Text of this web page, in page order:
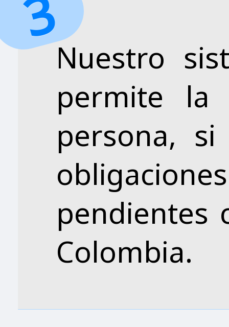
Nuestro
permite la
persona,
pendientes
Colombia.